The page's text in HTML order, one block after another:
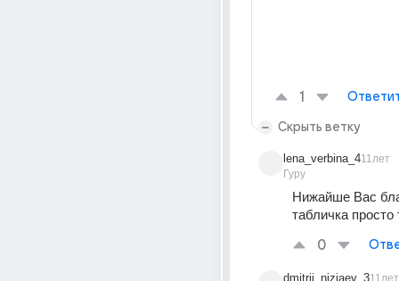
1
Скрыть ветку
lena_verbina_4
Гуру
11лет
Нижайше Вас
табличка просто
0
dmitrii_niziaev_311лет